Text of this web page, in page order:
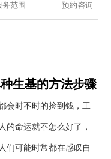
务范围 预约咨询
生基的方法步骤
会时不时的捡到钱，工
的命运就不怎么好了，
们可能时常都在感叹自